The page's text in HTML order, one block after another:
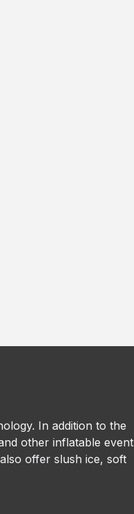
In addition to the
other inflatable event
offer slush ice, soft